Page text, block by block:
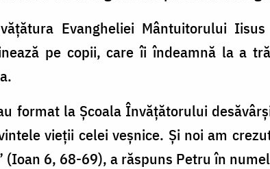
Evangheliei Mântuitorului
pe copii, care îi îndeamnă la a
format la Școala Învățătorului
vieții celei veșnice. Și noi am
(Ioan 6, 68-69), a răspuns Petru în